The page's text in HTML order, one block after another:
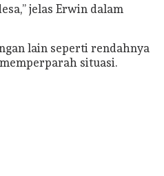
jelas Erwin dalam
lain seperti rendahnya
situasi.